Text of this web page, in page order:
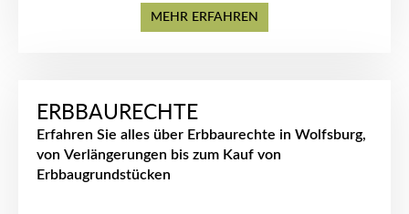
MEHR ERFAHREN
ERBBAURECHTE
Erfahren Sie alles über Erbbaurechte in Wolfsburg,
von Verlängerungen bis zum Kauf von
Erbbaugrundstücken